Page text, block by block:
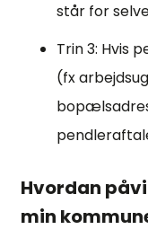
står for
Trin 3: Hvis
(fx
Hvordan
min